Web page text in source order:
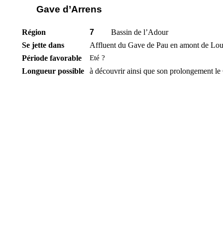
Gave d’Arrens
Région 7
Bassin de l’Adour
Se jette dans
Affluent du Gave de Pau en amont de
Période favorable
Eté ?
Longueur possible à découvrir ainsi que son prolongement le